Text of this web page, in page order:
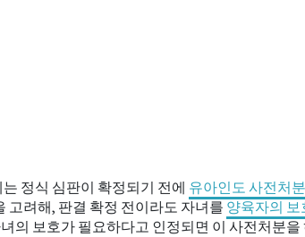
정식 심판이 확정되기 전에 유아인도 사전처분
고려해, 판결 확정 전이라도 자녀를 양육자의 보
의 보호가 필요하다고 인정되면 이 사전처분을